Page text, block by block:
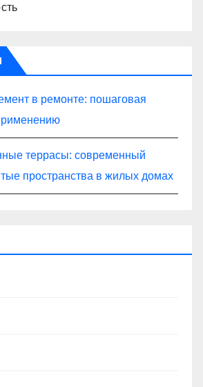
в ремонте: пошаговая
террасы: современный
пространства в жилых домах